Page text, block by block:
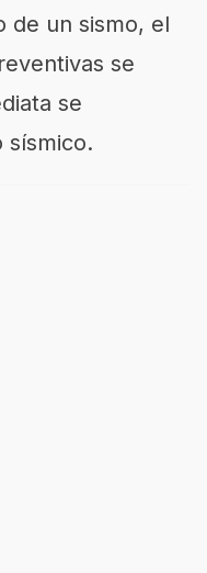
de un sismo, el
se
se
sísmico.